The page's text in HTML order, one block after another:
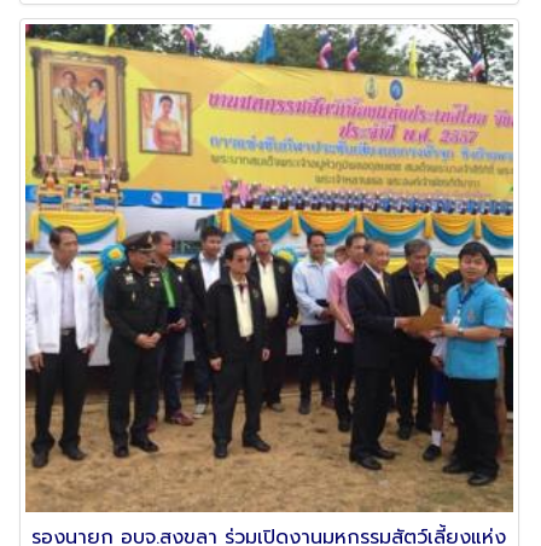
รองนายก อบจ.สงขลา ร่วมเปิดงานมหกรรมสัตว์เลี้ยงแห่ง